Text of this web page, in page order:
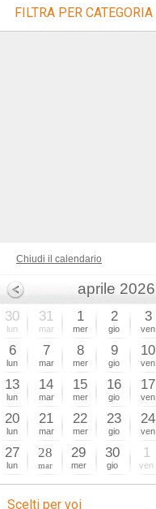
FILTRA PER CATEGORIA
Chiudi il calendario
aprile 2026
30
lun
31
mar
1
mer
2
gio
3
ven
6
lun
7
mar
8
mer
9
gio
10
ven
13
lun
14
mar
15
mer
16
gio
17
ven
20
lun
21
mar
22
mer
23
gio
24
ven
27
lun
28
mar
29
mer
30
gio
1
ven
Scelti per voi